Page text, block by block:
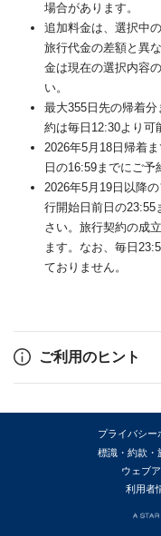
場合があります。
追加料金は、選択中
旅行代金の差額と異
金は現在の選択内容
い。
最大355日先の帰着
約は毎日12:30より可
2026年5月18日帰着
日の16:59までにご予
2026年5月19日以降
行開始日前日の23:55
さい。旅行契約の成
ます。なお、毎日
ておりません。
ご利用のヒント
プライバシー
標識・約款・
ウェブ
利用者